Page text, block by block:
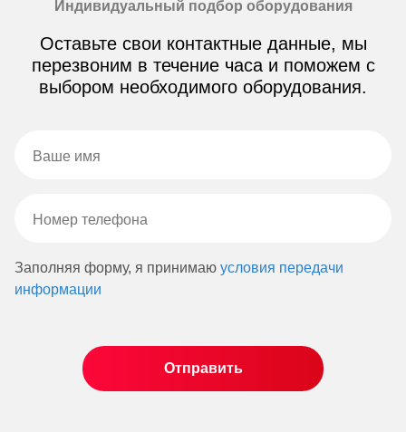
Индивидуальный подбор оборудования
Оставьте свои контактные данные, мы
перезвоним в течение часа и поможем с
выбором необходимого оборудования.
Заполняя форму, я принимаю условия передачи
информации